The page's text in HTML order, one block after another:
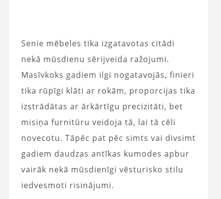
Senie mēbeles tika izgatavotas citādi
nekā mūsdienu sērijveida ražojumi.
Masīvkoks gadiem ilgi nogatavojās, finieri
tika rūpīgi klāti ar rokām, proporcijas tika
izstrādātas ar ārkārtīgu precizitāti, bet
misiņa furnitūru veidoja tā, lai tā cēli
novecotu. Tāpēc pat pēc simts vai divsimt
gadiem daudzas antīkas kumodes apbur
vairāk nekā mūsdienīgi vēsturisko stilu
iedvesmoti risinājumi.